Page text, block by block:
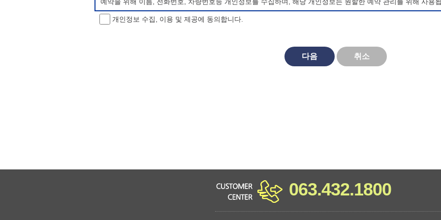
개인정보 처리방침 변경
개인정보 수집, 이용 및 제공에 동의합니다.
다음 취소
063.432.1800